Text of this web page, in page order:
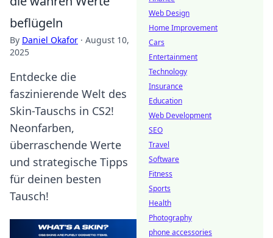
beflügeln
By Daniel Okafor · August 10,
2025
Entdecke die
faszinierende Welt des
Skin-Tauschs in CS2!
Neonfarben,
überraschende Werte
und strategische Tipps
für deinen besten
Tausch!
Web Design
Home Improvement
Cars
Entertainment
Technology
Insurance
Education
Web Development
SEO
Travel
Software
Fitness
Sports
Health
Photography
phone accessories